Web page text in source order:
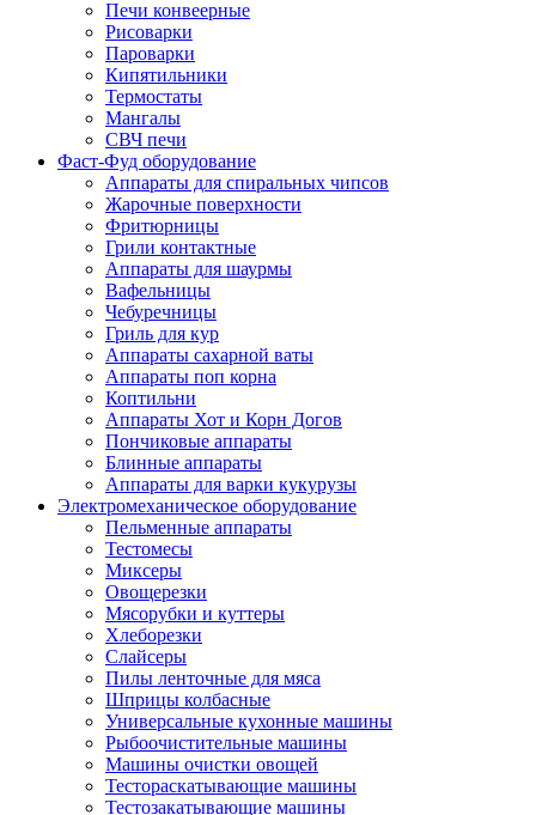
Печи конвеерные
Рисоварки
Пароварки
Кипятильники
Термостаты
Мангалы
СВЧ печи
Фаст-Фуд оборудование
Аппараты для спиральных чипсов
Жарочные поверхности
Фритюрницы
Грили контактные
Аппараты для шаурмы
Вафельницы
Чебуречницы
Гриль для кур
Аппараты сахарной ваты
Аппараты поп корна
Коптильни
Аппараты Хот и Корн Догов
Пончиковые аппараты
Блинные аппараты
Аппараты для варки кукурузы
Электромеханическое оборудование
Пельменные аппараты
Тестомесы
Миксеры
Овощерезки
Мясорубки и куттеры
Хлеборезки
Слайсеры
Пилы ленточные для мяса
Шприцы колбасные
Универсальные кухонные машины
Рыбоочистительные машины
Машины очистки овощей
Тестораскатывающие машины
Тестозакатывающие машины